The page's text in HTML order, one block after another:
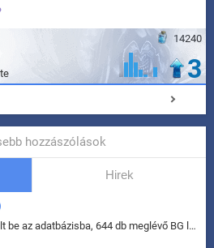
14240
3
hozzászólások
Hirek
149 új BG lap került be az adatbázisba, 644 db meglévő BG lap módosult, bekerültek az új képek a megváltozott lapokhoz is.